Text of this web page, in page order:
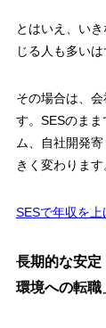
とはいえ、い
じる人も多いは
その場合は、会
す。SESのま
ム、自社開発
きく変わります
SESで年収を
長期的な安定
環境への転職